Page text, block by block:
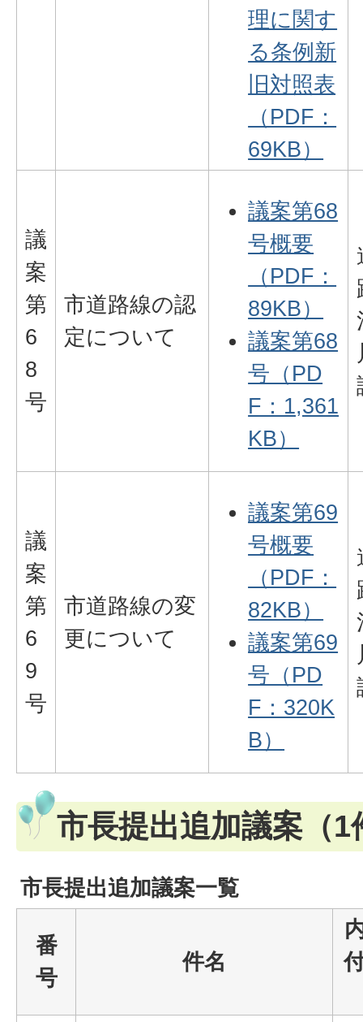
理に関す
る条例新
旧対照表
（PDF：
69KB）
議
案
第
6
8
号
市道路線の認
定について
議案第68
号概要
（PDF：
89KB）
議案第68
号（PD
F：1,361
KB）
議
案
第
6
9
号
市道路線の変
更について
議案第69
号概要
（PDF：
82KB）
議案第69
号（PD
F：320K
B）
市長提出追加議案（1
市長提出追加議案一覧
番
号
件名